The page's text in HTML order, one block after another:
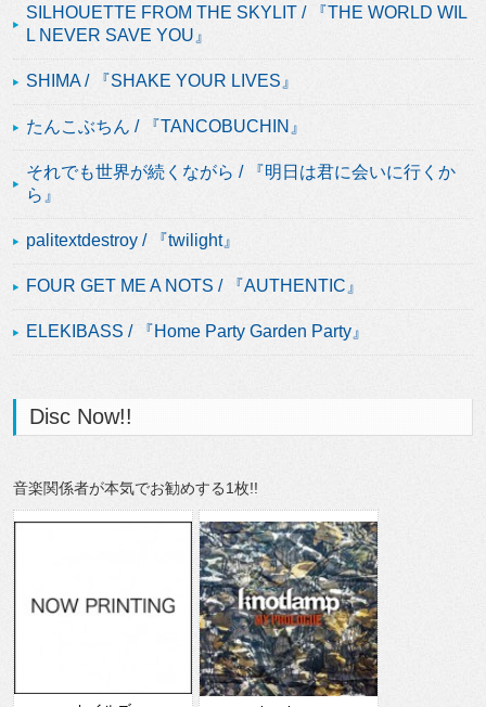
SILHOUETTE FROM THE SKYLIT / 『THE WORLD WIL
L NEVER SAVE YOU』
SHIMA / 『SHAKE YOUR LIVES』
たんこぶちん / 『TANCOBUCHIN』
それでも世界が続くながら / 『明日は君に会いに行くか
ら』
palitextdestroy / 『twilight』
FOUR GET ME A NOTS / 『AUTHENTIC』
ELEKIBASS / 『Home Party Garden Party』
Disc Now!!
音楽関係者が本気でお勧めする1枚!!